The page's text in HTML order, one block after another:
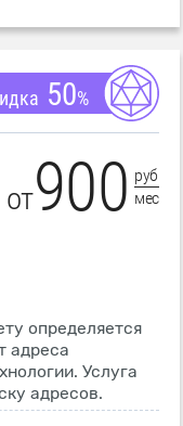
50%
от900 руб
мес
определяется
адреса
Услуга
адресов.